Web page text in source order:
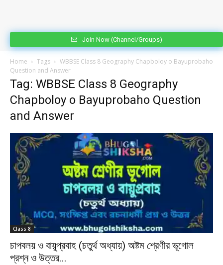
Join Now (Channel/Groups)
Home Tags
WBBSE Class 8 Geography Chapboloy o Bayuprobaho
Question and Answer
Tag: WBBSE Class 8 Geography
Chapboloy o Bayuprobaho Question
and Answer
Class 8
চাপবলয় ও বায়ুপ্রবাহ (চতুর্থ অধ্যায়) অষ্টম শ্রেণীর ভূগোল
প্রশ্ন ও উত্তর...